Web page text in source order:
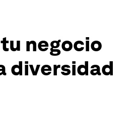
negocio
diversidad